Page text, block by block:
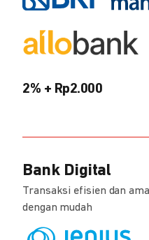
2% + Rp2.000
Bank Digital
Transaksi efisien dan
dengan mudah